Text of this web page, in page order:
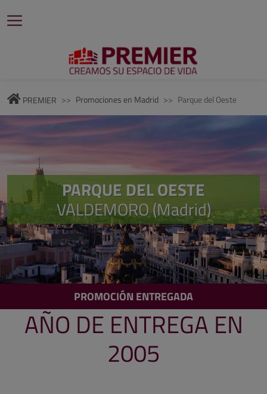
PREMIER Promociones en Madrid Parque del Oeste
PARQUE DEL OESTE
VALDEMORO (Madrid)
PROMOCIÓN ENTREGADA
AÑO DE ENTREGA EN
2005